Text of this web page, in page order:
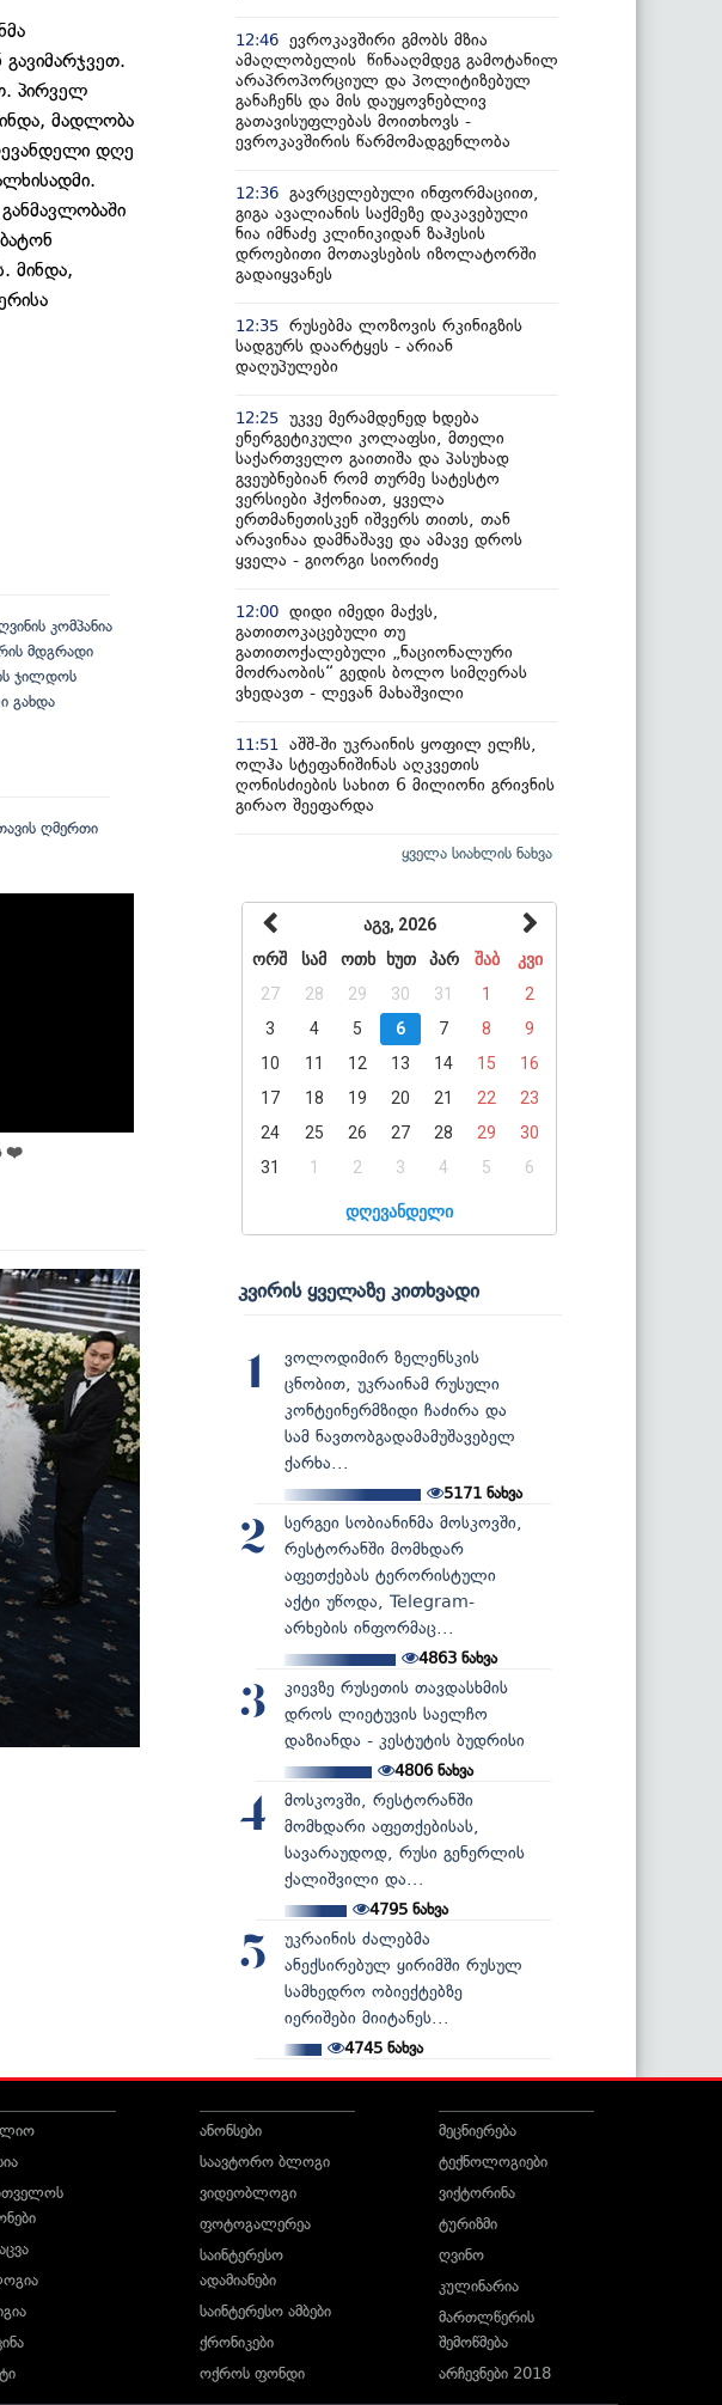
პირველ
მადლობა
დღე
მინდა,
კომპანია
მდგრადი
ჯილდოს
გახდა
ღმერთი
❤️
12:46 ევროკავშირი გმობს მზია
ამაღლობელის წინააღმდეგ გამოტანილ
არაპროპორციულ და პოლიტიზებულ
განაჩენს და მის დაუყოვნებლივ
გათავისუფლებას მოითხოვს -
ევროკავშირის წარმომადგენლობა
12:36 გავრცელებული ინფორმაციით,
გიგა ავალიანის საქმეზე დაკავებული
ნია იმნაძე კლინიკიდან ზაჰესის
დროებითი მოთავსების იზოლატორში
გადაიყვანეს
12:35 რუსებმა ლოზოვის რკინიგზის
სადგურს დაარტყეს - არიან
დაღუპულები
12:25 უკვე მერამდენედ ხდება
ენერგეტიკული კოლაფსი, მთელი
საქართველო გაითიშა და პასუხად
გვეუბნებიან რომ თურმე სატესტო
ვერსიები ჰქონიათ, ყველა
ერთმანეთისკენ იშვერს თითს, თან
არავინაა დამნაშავე და ამავე დროს
ყველა - გიორგი სიორიძე
12:00 დიდი იმედი მაქვს,
გათითოკაცებული თუ
გათითოქალებული „ნაციონალური
მოძრაობის“ გედის ბოლო სიმღერას
ვხედავთ - ლევან მახაშვილი
11:51
აშშ-ში უკრაინის ყოფილ ელჩს,
ოლჰა სტეფანიშინას აღკვეთის
ღონისძიების სახით 6 მილიონი გრივნის
გირაო შეეფარდა
ყველა სიახლის ნახვა
აგვ, 2026
ორშ
სამ ოთხ ხუთ პარ შაბ
კვი
27
28 29 30 31 1
2
3
4 5 6 7 8
9
10
11 12 13 14 15
16
17
18 19 20 21 22
23
24
25 26 27 28 29
30
31
1 2 3 4 5 6
დღევანდელი
კვირის ყველაზე კითხვადი
1
ვოლოდიმირ ზელენსკის
ცნობით, უკრაინამ რუსული
კონტეინერმზიდი ჩაძირა და
სამ ნავთობგადამამუშავებელ
ქარხა...
5171 ნახვა
2
სერგეი სობიანინმა მოსკოვში,
რესტორანში მომხდარ
აფეთქებას ტერორისტული
აქტი უწოდა, Telegram-
არხების ინფორმაც...
4863 ნახვა
3
კიევზე რუსეთის თავდასხმის
დროს ლიეტუვის საელჩო
დაზიანდა - კესტუტის ბუდრისი
4806ნახვა
4
მოსკოვში, რესტორანში
მომხდარი აფეთქებისას,
სავარაუდოდ, რუსი გენერლის
ქალიშვილი და...
4795ნახვა
5
უკრაინის ძალებმა
ანექსირებულ ყირიმში რუსულ
სამხედრო ობიექტებზე
იერიშები მიიტანეს...
4745 ნახვა
ანონსები
საავტორო ბლოგი
ვიდეობლოგი
ფოტოგალერეა
საინტერესო
ადამიანები
საინტერესო ამბები
ქრონიკები
ოქროს ფონდი
მეცნიერება
ტექნოლოგიები
ვიქტორინა
ტურიზმი
ღვინო
კულინარია
მართლწერის
შემოწმება
არჩევნები 2018